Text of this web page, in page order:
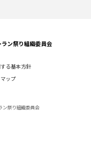
ン祭り組織委員会
る基本⽅針
ップ
ン祭り組織委員会